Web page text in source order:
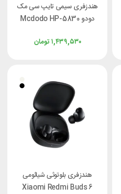
هندزفری سیمی تایپ سی مک
دودو Mcdodo HP-5830
تومان۱,۴۳۹,۵۳۰
هندزفری بلوتوثی شیائومی
Xiaomi Redmi Buds 6